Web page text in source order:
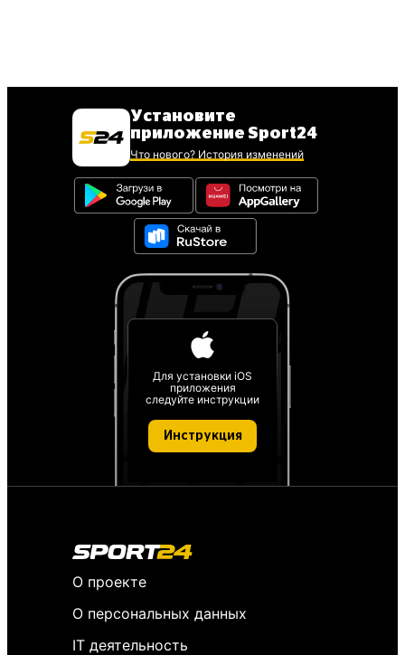
Установите
приложение Sport24
Что нового? История изменений
Для установки iOS
приложения
следуйте инструкции
Инструкция
О проекте
О персональных данных
IT деятельность